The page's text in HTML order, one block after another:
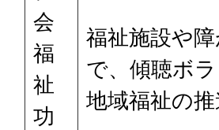
会
福
祉
功
福祉施設や
で、傾聴ボ
地域福祉の